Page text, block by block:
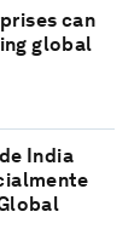
can
global
India